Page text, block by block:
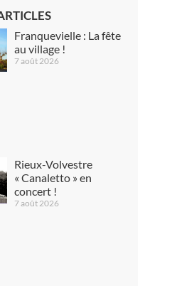
Franquevielle : La fête
au village !
7 août 2026
Rieux-Volvestre
« Canaletto » en
concert !
7 août 2026